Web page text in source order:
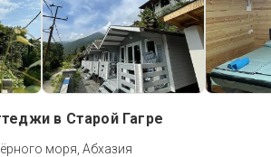
в Старой Гагре
моря, Абхазия